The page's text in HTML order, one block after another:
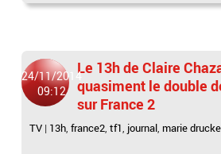
24/11/2014
09:12
Le 13h de Claire
quasiment le double
sur France 2
TV | 13h,france2,tf1, journal, marie